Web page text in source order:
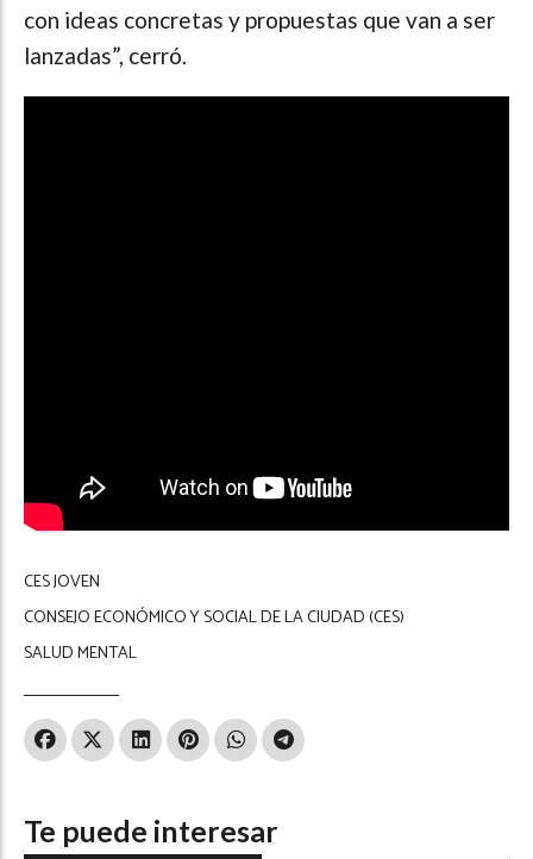
con ideas concretas y propuestas que van a ser
lanzadas”, cerró.
CES JOVEN
CONSEJO ECONÓMICO Y SOCIAL DE LA CIUDAD (CES)
SALUD MENTAL
Te puede interesar